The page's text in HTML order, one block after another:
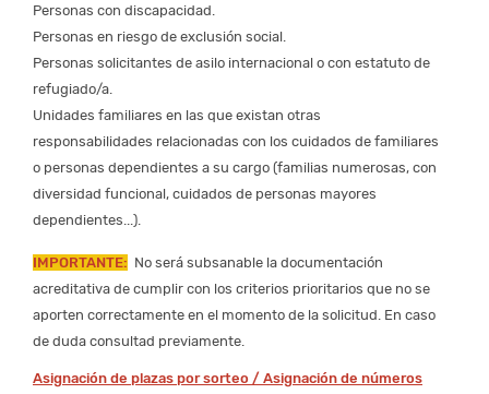
Personas con discapacidad.
Personas en riesgo de exclusión social.
Personas solicitantes de asilo internacional o con estatuto de
refugiado/a.
Unidades familiares en las que existan otras
responsabilidades relacionadas con los cuidados de familiares
o personas dependientes a su cargo (familias numerosas, con
diversidad funcional, cuidados de personas mayores
dependientes...).
IMPORTANTE: No será subsanable la documentación
acreditativa de cumplir con los criterios prioritarios que no se
aporten correctamente en el momento de la solicitud. En caso
de duda consultad previamente.
Asignación de plazas por sorteo / Asignación de números